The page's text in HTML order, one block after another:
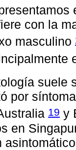
con la
masculino
suele
por
19 y
en